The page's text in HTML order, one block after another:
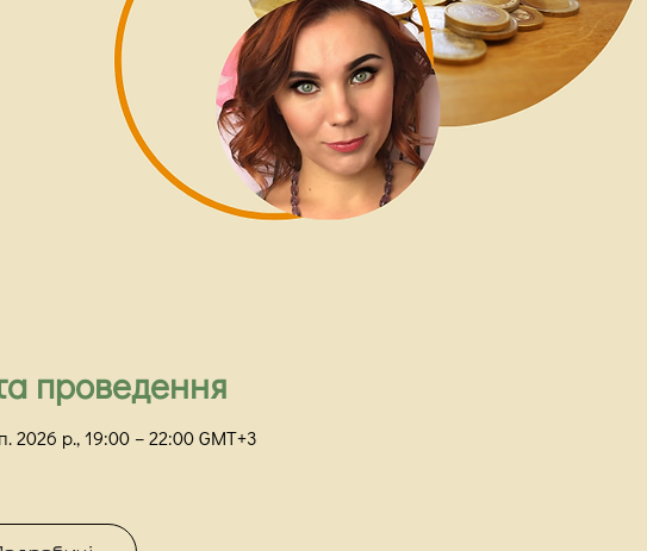
проведення
2026 р., 19:00 – 22:00 GMT+3